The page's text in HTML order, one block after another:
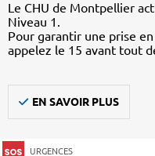
Le CHU de Montpellier
Niveau 1.
Pour garantir une prise
appelez le 15 avant tout
EN SAVOIR PLUS
URGENCES